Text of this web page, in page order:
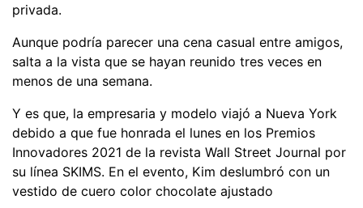
privada.
Aunque podría parecer una cena casual entre amigos,
salta a la vista que se hayan reunido tres veces en
menos de una semana.
Y es que, la empresaria y modelo viajó a Nueva York
debido a que fue honrada el lunes en los Premios
Innovadores 2021 de la revista Wall Street Journal por
su línea SKIMS. En el evento, Kim deslumbró con un
vestido de cuero color chocolate ajustado